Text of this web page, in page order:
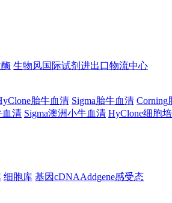
生物风国际试剂进出口物流中心
胎牛血清 Sigma胎牛血清 Corning
血清 Sigma澳洲小牛血清 HyClone细胞
细胞库 基因cDNAAddgene感受态